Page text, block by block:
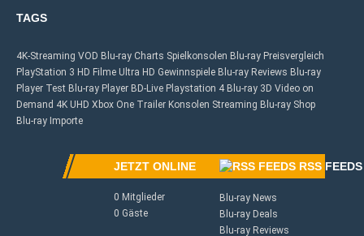
TAGS
4K-Streaming VOD Blu-ray Charts Spielkonsolen Blu-ray Preisvergleich
PlayStation 3 HD Filme Ultra HD Gewinnspiele Blu-ray Reviews Blu-ray
Player Test Blu-ray Player BD-Live Playstation 4 Blu-ray 3D Video on
Demand 4K UHD Xbox One Trailer Konsolen Streaming Blu-ray Shop
Blu-ray Importe
JETZT ONLINE
0 Mitglieder
0 Gäste
RSS FEEDS
Blu-ray News
Blu-ray Deals
Blu-ray Reviews